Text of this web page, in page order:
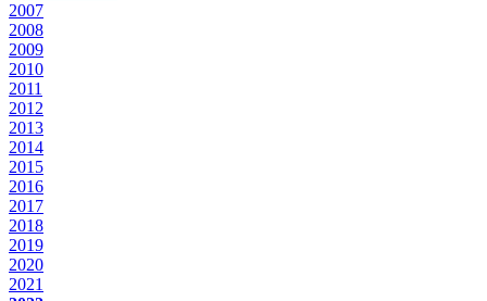
2007
2008
2009
2010
2011
2012
2013
2014
2015
2016
2017
2018
2019
2020
2021